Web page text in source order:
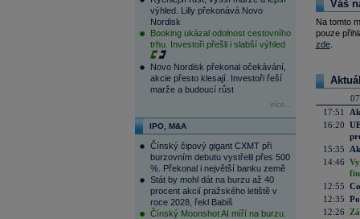
výhled. Lilly překonává Novo
Nordisk
Booking ukázal odolnost cestovního
trhu. Investoři přešli i slabší výhled
Novo Nordisk překonal očekávání,
akcie přesto klesají. Investoři řeší
marže a budoucí růst
více...
IPO, M&A
Čínský čipový gigant CXMT při
burzovním debutu vystřelil přes 500
%. Překonal i největší banku země
Stát by mohl dát na burzu až 40
procent akcií pražského letiště v
roce 2028, řekl Babiš
Čínský Moonshot AI míří na burzu.
Váš
Na tomto
pouze
zde.
17:51
16:20
15:35
14:46
12:55
12:35
12:26